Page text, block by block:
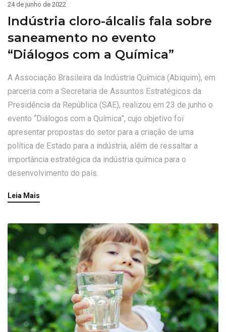
24 de junho de 2022
Indústria cloro-álcalis fala sobre
saneamento no evento
“Diálogos com a Química”
A Associação Brasileira da Indústria Química (Abiquim), em
parceria com a Secretaria de Assuntos Estratégicos da
Presidência da República (SAE), realizou em 23 de junho o
evento “Diálogos com a Química”, cujo objetivo foi
apresentar propostas do setor para a criação de uma
política de Estado para a indústria, além de ressaltar a
importância estratégica da indústria química para o
desenvolvimento do país.
Leia Mais